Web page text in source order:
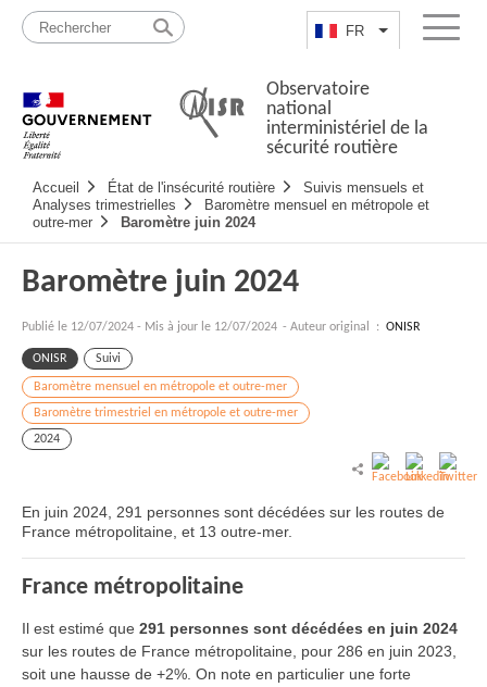
Passer
contenu
FR Lister lesMenu
Observatoire
national
interministériel de la
sécurité routière
principale
Accueil État de l'insécurité routière
Suivis mensuels et
Analyses trimestrielles
Baromètre mensuel en métropole et
outre-mer
Baromètre juin 2024
Baromètre juin 2024
Publié le 12/07/2024 - Mis à jour le 12/07/2024 - Auteur original : ONISR
ONISR Suivi
Baromètre mensuel en métropole et outre-mer
Baromètre trimestriel en métropole et outre-mer
2024
En juin 2024, 291 personnes sont décédées sur les routes de
France métropolitaine, et 13 outre-mer.
France métropolitaine
Il est estimé que 291 personnes sont décédées en juin 2024
sur les routes de France métropolitaine, pour 286 en juin 2023,
soit une hausse de +2%. On note en particulier une forte